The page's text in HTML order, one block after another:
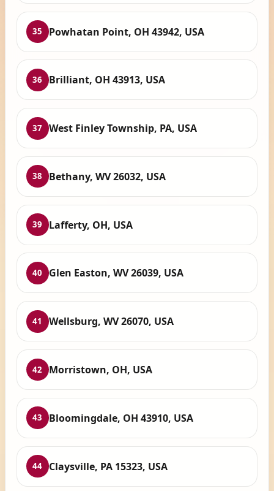
35 Powhatan Point, OH 43942, USA
36 Brilliant, OH 43913, USA
37 West Finley Township, PA, USA
38 Bethany, WV 26032, USA
39 Lafferty, OH, USA
40 Glen Easton, WV 26039, USA
41 Wellsburg, WV 26070, USA
42 Morristown, OH, USA
43 Bloomingdale, OH 43910, USA
44 Claysville, PA 15323, USA